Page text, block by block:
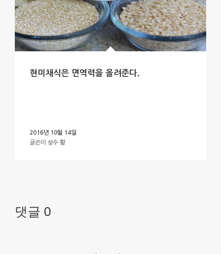
현미채식은 면역력을 올려준다.
2016년 10월 14일
글쓴이 성수 황
댓글 0